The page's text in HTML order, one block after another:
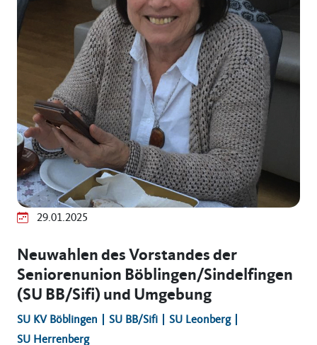
29.01.2025
Neuwahlen des Vorstandes der
Seniorenunion Böblingen/Sindelfingen
(SU BB/Sifi) und Umgebung
SU KV Böblingen SU BB/Sifi
SU Leonberg
SU Herrenberg